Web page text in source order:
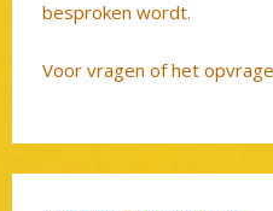
besproken wordt.
Voor vragen of het